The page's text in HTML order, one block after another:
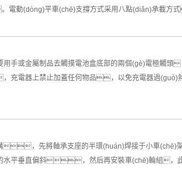
(dòng)平車(chē)支撐方式采用八點(diǎn)承載方
用手或金屬制品去觸摸電池盒底部的兩個(gè)電極
充電器上禁止加蓋任何物品，以免充電器過
構，先將軸承支座的半環(huán)焊接于小車
水平垂直偏斜，然后再安裝車(chē)輪組，